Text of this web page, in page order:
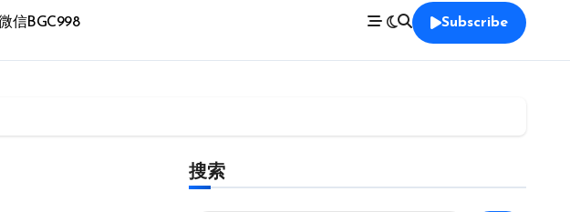
信BGC998 Subscribe
搜索